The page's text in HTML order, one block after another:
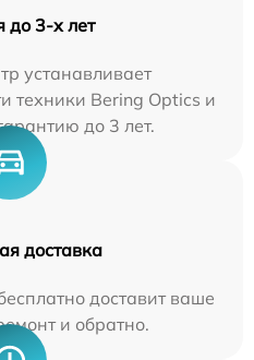
до 3-х лет
устанавливает
техники Bering Optics и
до 3 лет.
доставка
доставит ваше
и обратно.